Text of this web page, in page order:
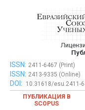
Евразийский Союз
ISSN: 2411-6467 (Print)
ISSN: 2413-9335 (Online)
DOI:
10.31618/esu.2411-
ПУБЛИКАЦИЯ В
SCOPUS